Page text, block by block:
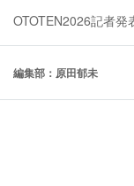
OTOTEN2026記者発
編集部：原田郁未